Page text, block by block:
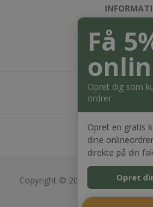
MIN
KONTAKT
Copyright © 2026 Bagger Nielsen
Få
Opret dig som
ordrer
Opret en gratis
dine
direkte på din
Opret